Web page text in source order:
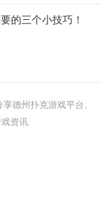
的三个小技巧！
德州扑克游戏平台、
资讯